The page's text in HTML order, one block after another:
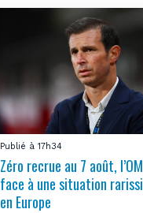
Publié à 17h34
Zéro recrue au 7 août, l’OM
face à une situation
en Europe